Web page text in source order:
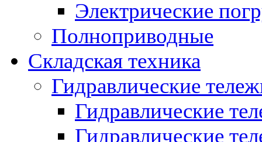
Электрические
Полноприводные
Складская техника
Гидравлические
Гидравлические
Гидравлические